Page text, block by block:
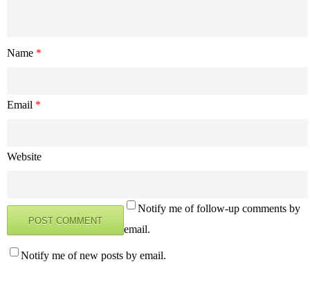
Name *
Email *
Website
Notify me of follow-up comments by
email.
Notify me of new posts by email.